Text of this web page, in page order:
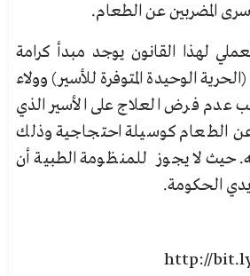
المضربين عن الطعام.
لهذا القانون يوجد مبدأ كرامة
(الحرية الوحيدة المتوفرة للأسير) وولاء
عدم فرض العلاج على الأسير الذي
عن الطعام كوسيلة احتجاجية وذلك
حيث لا يجوز للمنظومة الطبية أن
الحكومة.